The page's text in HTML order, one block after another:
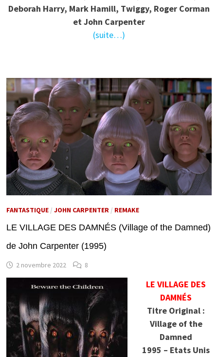
Deborah Harry, Mark Hamill, Twiggy, Roger Corman
et John Carpenter
(suite…)
FANTASTIQUE/ JOHN CARPENTER/ REMAKE
LE VILLAGE DES DAMNÉS (Village of the Damned)
de John Carpenter (1995)
2 novembre 2022 8
LE VILLAGE DES
DAMNÉS
Titre Original :
Village of the
Damned
1995 – Etats Unis